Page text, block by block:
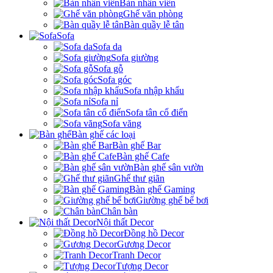
Bàn nhân viên
Ghế văn phòng
Bàn quầy lễ tân
Sofa
Sofa da
Sofa giường
Sofa gỗ
Sofa góc
Sofa nhập khẩu
Sofa nỉ
Sofa tân cổ điển
Sofa văng
Bàn ghế các loại
Bàn ghế Bar
Bàn ghế Cafe
Bàn ghế sân vườn
Ghế thư giãn
Bàn ghế Gaming
Giường ghế bể bơi
Chân bàn
Nội thất Decor
Đồng hồ Decor
Gương Decor
Tranh Decor
Tượng Decor